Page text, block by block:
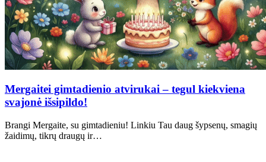
Mergaitei gimtadienio atvirukai – tegul kiekviena
svajonė išsipildo!
Brangi Mergaite, su gimtadieniu! Linkiu Tau daug šypsenų, smagių
žaidimų, tikrų draugų ir…